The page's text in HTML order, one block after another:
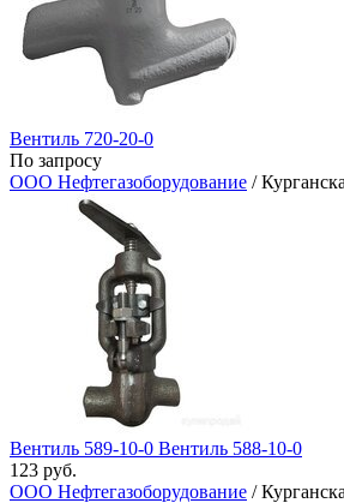
Вентиль 720-20-0
По запросу
ООО Нефтегазоборудование /
Вентиль 589-10-0 Вентиль​ 588-10-0
123 руб.
ООО Нефтегазоборудование /